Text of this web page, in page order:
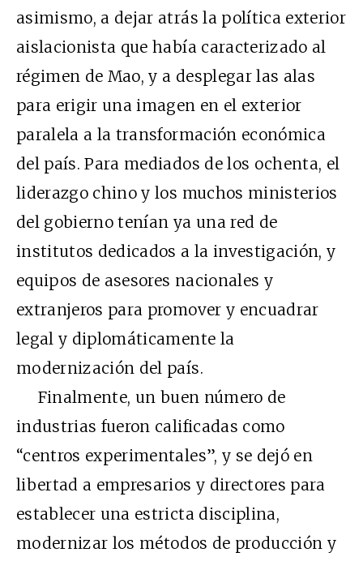
asimismo, a dejar atrás la política exterior
aislacionista que había caracterizado al
régimen de Mao, y a desplegar las alas
para erigir una imagen en el exterior
paralela a la transformación económica
del país. Para mediados de los ochenta, el
liderazgo chino y los muchos ministerios
del gobierno tenían ya una red de
institutos dedicados a la investigación, y
equipos de asesores nacionales y
extranjeros para promover y encuadrar
legal y diplomáticamente la
modernización del país.
Finalmente, un buen número de
industrias fueron calificadas como
“centros experimentales”, y se dejó en
libertad a empresarios y directores para
establecer una estricta disciplina,
modernizar los métodos de producción y